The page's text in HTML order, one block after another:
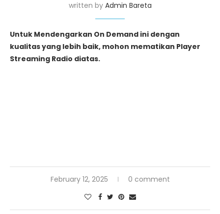
written by Admin Bareta
Untuk Mendengarkan On Demand ini dengan
kualitas yang lebih baik, mohon mematikan Player
Streaming Radio diatas.
February 12, 2025 0 comment